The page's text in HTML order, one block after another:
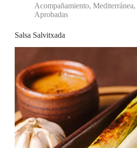
Acompañamiento, Mediterránea,
Aprobadas
Salsa Salvitxada